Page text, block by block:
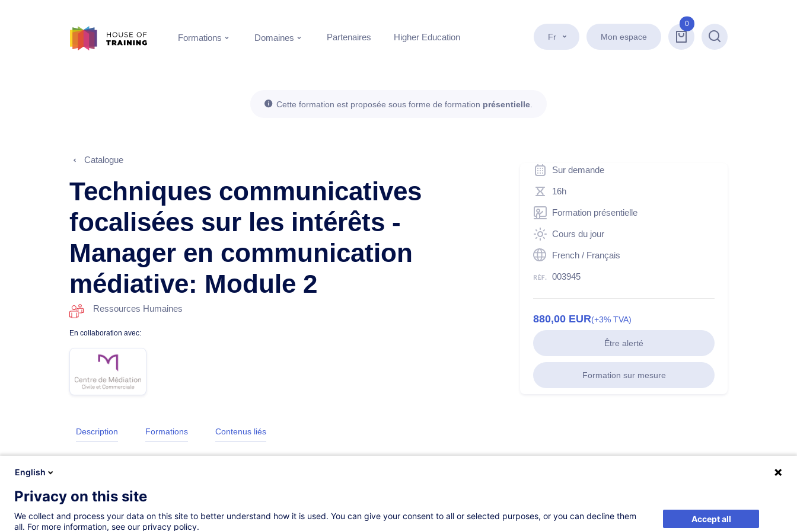
Fr Mon espace
0
Recherche
Formations Domaines Partenaires Higher Education
Cette formation est proposée sous forme de formation présentielle
Catalogue
Techniques communicatives
focalisées sur les intérêts -
Manager en communication
médiative: Module 2
Ressources Humaines
En collaboration avec:
Description Formations Contenus liés
Sur demande
16h
Formation présentielle
Cours du jour
French / Français
003945
880,00 EUR(+3% TVA)
Être alerté
Formation sur mesure
English
Privacy on this site
We collect and process your data on this site to better understand how it is used. You can give your consent to all or selected purposes, or you can decline them
all. For more information, see our privacy policy.
Accept all